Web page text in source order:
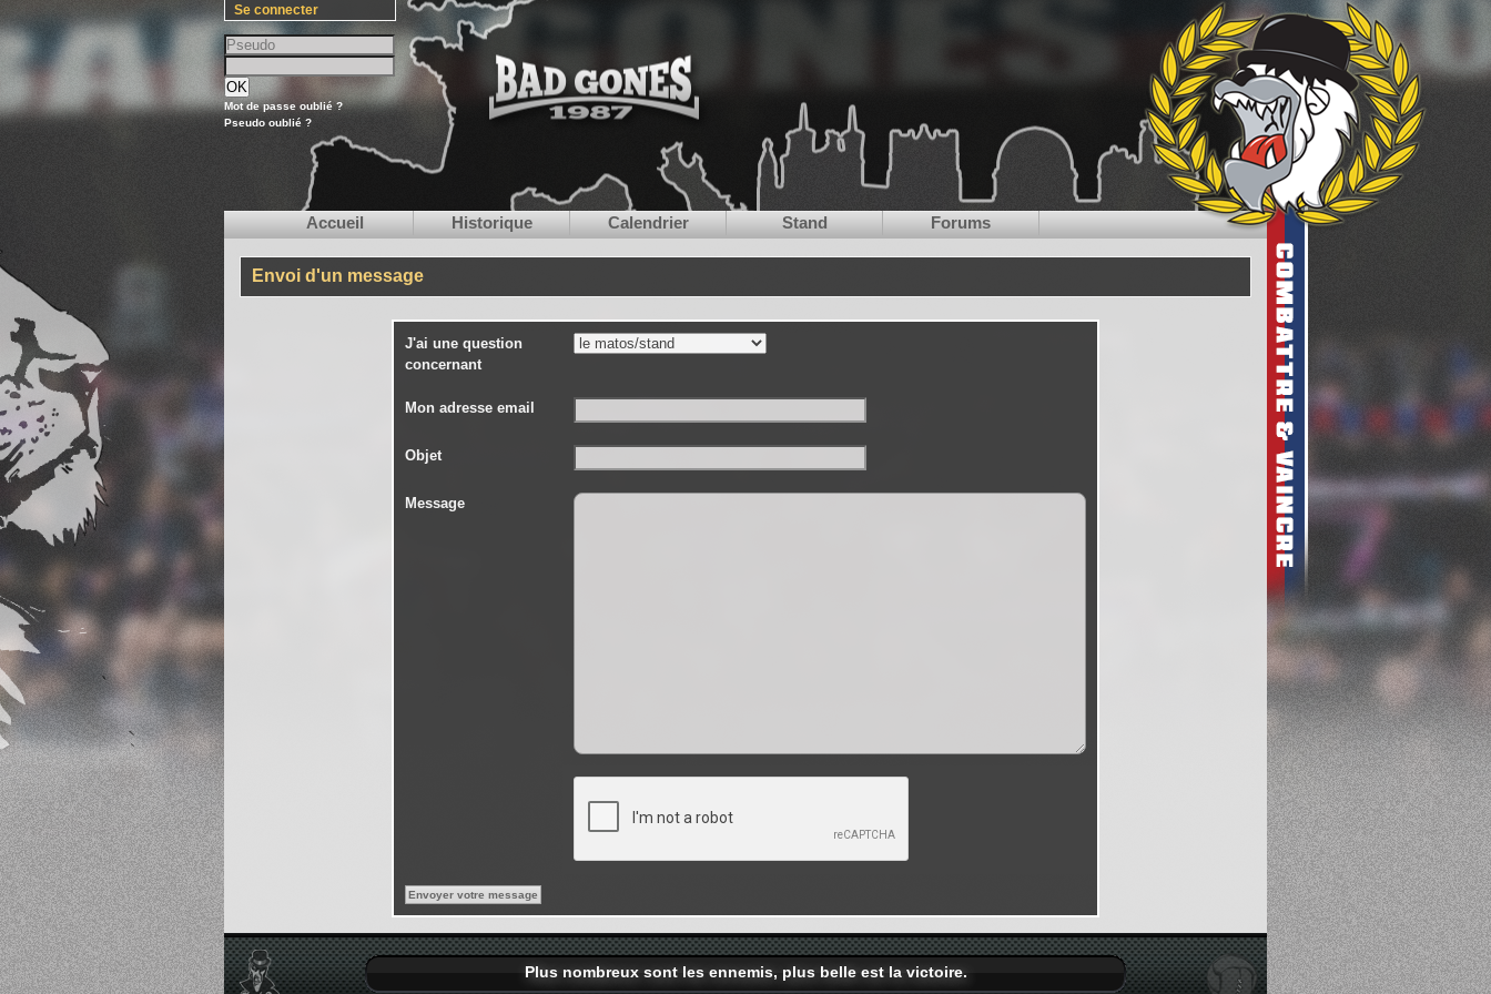
Se connecter
Mot de passe oublié ?
Pseudo oublié ?
Accueil Historique Calendrier Stand Forums
Envoi d'un message
J'ai une question
concernant
Mon adresse email
Objet
Message
Plus nombreux sont les ennemis, plus belle est la victoire.